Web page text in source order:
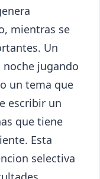
mientras se
Un
jugando
un tema que
escribir un
que tiene
Esta
selectiva